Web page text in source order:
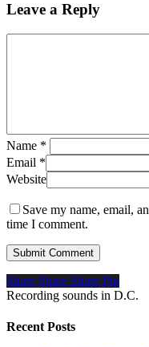
Leave a Reply
Name *
Email *
Website
Save my name, email,
time I comment.
Share Share Share Pin
Recording sounds in D.C.
Recent Posts